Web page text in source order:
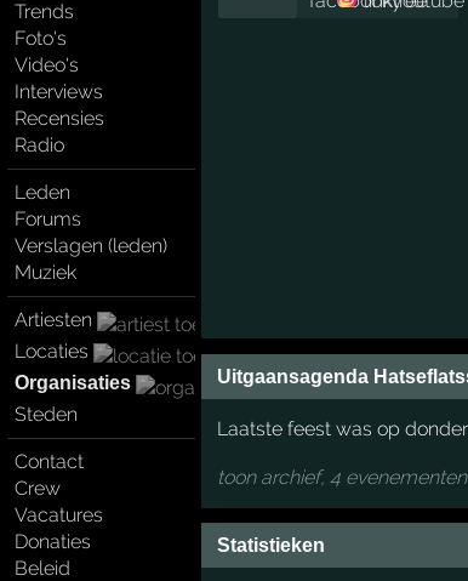
Trends
Foto's
Video's
Interviews
Recensies
Radio
Leden
Forums
Verslagen (leden)
Muziek
Artiesten
Locaties
Organisaties
Steden
Contact
Crew
Vacatures
Donaties
Beleid
Uitgaansagenda
Laatste feest was op
toon archief, 4 evenementen
Statistieken